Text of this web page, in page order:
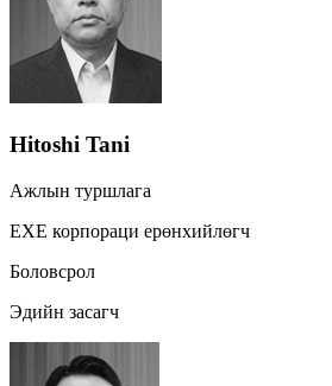
Hitoshi Tani
Ажлын туршлага
EXE корпораци ерөнхийлөгч
Боловсрол
Эдийн засагч